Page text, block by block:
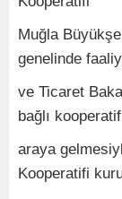
Muğla
genelinde
ve Ticaret
bağlı
araya
Kooperatifi